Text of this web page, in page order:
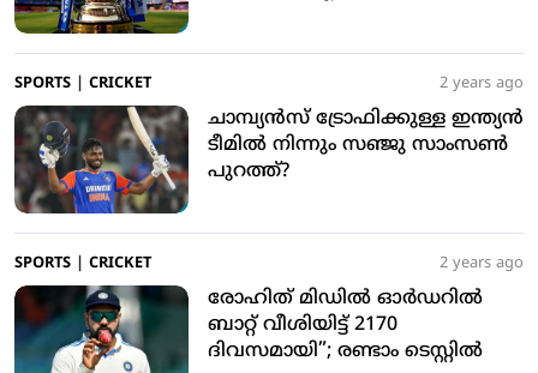
SPORTS CRICKET 2 years ago
ചാമ്പ്യൻസ് ട്രോഫിക്കുള്ള ഇന്ത്യൻ
ടീമിൽ നിന്നും സഞ്ജു സാംസൺ
പുറത്ത്?
SPORTS CRICKET 2 years ago
രോഹിത് മിഡിൽ ഓർഡറിൽ
ബാറ്റ് വീശിയിട്ട് 2170
ദിവസമായി”; രണ്ടാം ടെസ്റ്റിൽ